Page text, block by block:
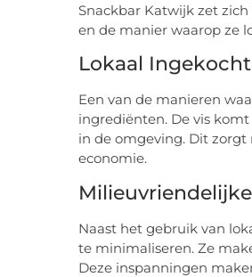
Snackbar Katwijk zet
en de manier waarop ze
Lokaal
Een van de manieren
ingrediënten. De vis
in de omgeving. Dit
economie.
Naast het gebruik van
te minimaliseren. Ze
Deze inspanningen